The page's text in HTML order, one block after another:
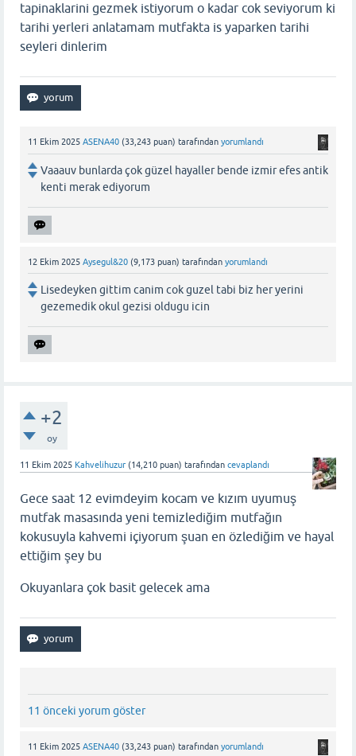
tapinaklarini gezmek istiyorum o kadar cok seviyorum ki
tarihi yerleri anlatamam mutfakta is yaparken tarihi
seyleri dinlerim
11 Ekim 2025 ASENA40 (33,243 puan) tarafından yorumlandı
Vaaauv bunlarda çok güzel hayaller bende izmir efes antik
kenti merak ediyorum
12 Ekim 2025 Aysegul&20 (9,173 puan) tarafından yorumlandı
Lisedeyken gittim canim cok guzel tabi biz her yerini
gezemedik okul gezisi oldugu icin
+2
oy
11 Ekim 2025 Kahvelihuzur (14,210 puan) tarafından cevaplandı
Gece saat 12 evimdeyim kocam ve kızım uyumuş
mutfak masasında yeni temizlediğim mutfağın
kokusuyla kahvemi içiyorum şuan en özlediğim ve hayal
ettiğim şey bu
Okuyanlara çok basit gelecek ama
11 önceki yorum göster
11 Ekim 2025 ASENA40 (33,243 puan) tarafından yorumlandı